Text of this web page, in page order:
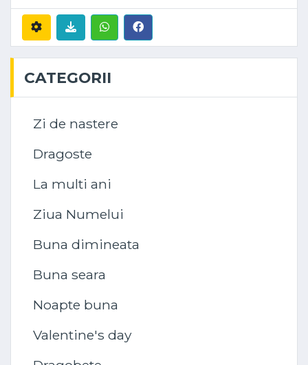
CATEGORII
Zi de nastere
Dragoste
La multi ani
Ziua Numelui
Buna dimineata
Buna seara
Noapte buna
Valentine's day